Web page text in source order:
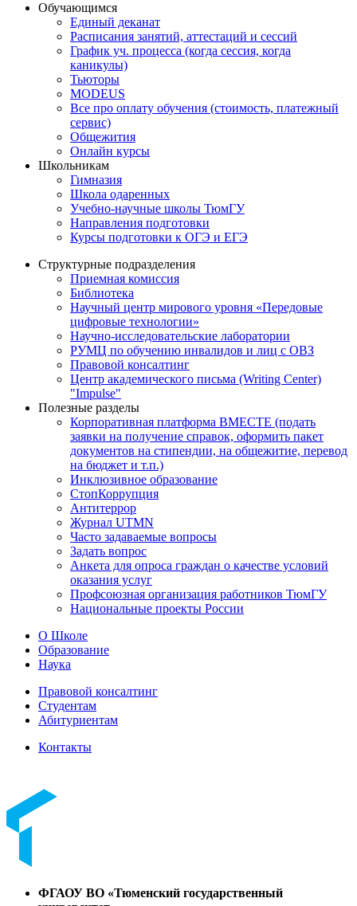
Обучающимся
Единый деканат
Расписания занятий, аттестаций и сессий
График уч. процесса (когда сессия, когда
каникулы)
Тьюторы
MODEUS
Все про оплату обучения (стоимость, платежный
сервис)
Общежития
Онлайн курсы
Школьникам
Гимназия
Школа одаренных
Учебно-научные школы ТюмГУ
Направления подготовки
Курсы подготовки к ОГЭ и ЕГЭ
Структурные подразделения
Приемная комиссия
Библиотека
Научный центр мирового уровня «Передовые
цифровые технологии»
Научно-исследовательские лаборатории
РУМЦ по обучению инвалидов и лиц с ОВЗ
Правовой консалтинг
Центр академического письма (Writing Center)
"Impulse"
Полезные разделы
Корпоративная платформа ВМЕСТЕ (подать
заявки на получение справок, оформить пакет
документов на стипендии, на общежитие, перевод
на бюджет и т.п.)
Инклюзивное образование
СтопКоррупция
Антитеррор
Журнал UTMN
Часто задаваемые вопросы
Задать вопрос
Анкета для опроса граждан о качестве условий
оказания услуг
Профсоюзная организация работников ТюмГУ
Национальные проекты России
О Школе
Образование
Наука
Правовой консалтинг
Студентам
Абитуриентам
Контакты
ФГАОУ ВО «Тюменский государственный